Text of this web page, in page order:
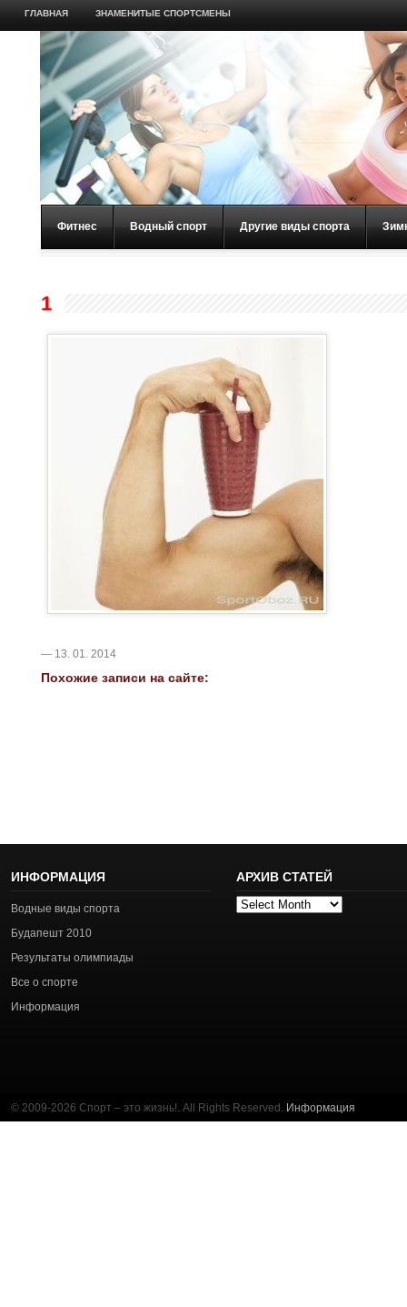
ГЛАВНАЯ ЗНАМЕНИТЫЕ СПОРТСМЕНЫ
Фитнес Водный спорт Другие виды спорта
1
— 13. 01. 2014
Похожие записи на сайте:
ИНФОРМАЦИЯ
Водные виды спорта
Будапешт 2010
Результаты олимпиады
Все о спорте
Информация
АРХИВ СТАТЕЙ
Архив
© 2009-2026 Спорт – это жизнь!. All Rights Reserved. Информация